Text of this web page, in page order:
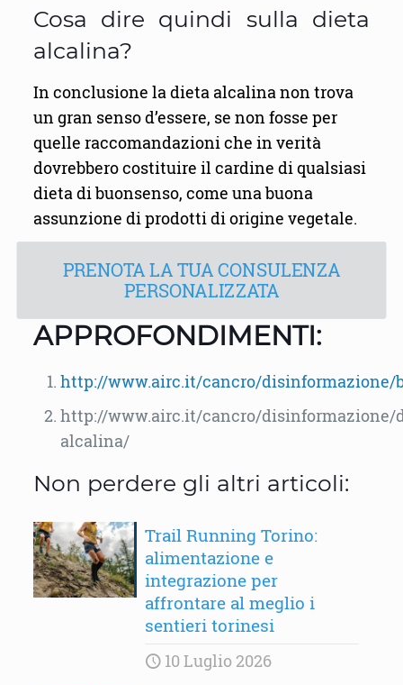
Cosa dire quindi sulla dieta
alcalina?
In conclusione la dieta alcalina non trova
un gran senso d’essere, se non fosse per
quelle raccomandazioni che in verità
dovrebbero costituire il cardine di qualsiasi
dieta di buonsenso, come una buona
assunzione di prodotti di origine vegetale.
PRENOTA LA TUA CONSULENZA
PERSONALIZZATA
APPROFONDIMENTI:
http://www.airc.it/cancro/disinformazione/
http://www.airc.it/cancro/disinformazione/
alcalina/
Non perdere gli altri articoli:
Trail Running Torino:
alimentazione e
integrazione per
affrontare al meglio i
sentieri torinesi
10 Luglio 2026